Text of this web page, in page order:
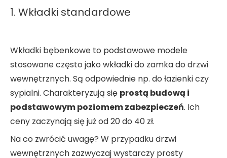
1. Wkładki standardowe
Wkładki bębenkowe to podstawowe modele
stosowane często jako wkładki do zamka do drzwi
wewnętrznych. Są odpowiednie np. do łazienki czy
sypialni. Charakteryzują się prostą budową i
podstawowym poziomem zabezpieczeń. Ich
ceny zaczynają się już od 20 do 40 zł.
Na co zwrócić uwagę? W przypadku drzwi
wewnętrznych zazwyczaj wystarczy prosty